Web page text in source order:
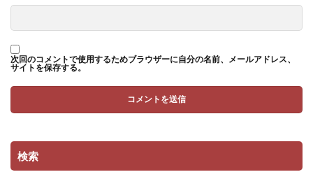
次回のコメントで使用するためブラウザーに自分の名前、メールアドレス、
サイトを保存する。
検索